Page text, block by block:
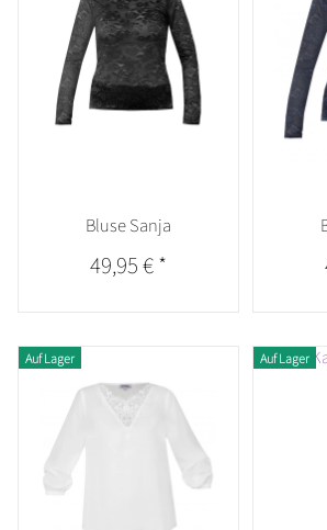
Bluse Sanja
49,95 €*
Auf Lager Auf Lager